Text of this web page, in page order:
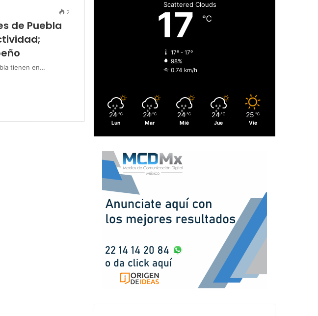
2
de Puebla
tienen en…
Scattered Clouds
17 ℃
17º - 17º
98%
0.74 km/h
24 ℃
Lun
24 ℃
Mar
24 ℃
Mié
24 ℃
Jue
25 ℃
Vie